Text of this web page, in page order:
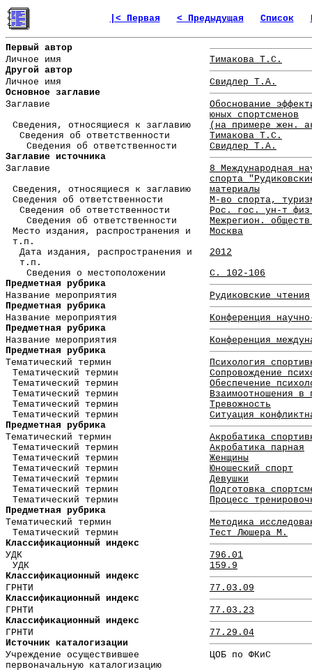
|< Первая < Предыдущая Список
Первый автор
Личное имя
Тимакова Т.С.
Другой автор
Личное имя
Свидлер Т.А.
Основное заглавие
Заглавие
Обоснование
юных спортсменов
Сведения, относящиеся к заглавию
(на примере жен.
Сведения об ответственности
Тимакова Т.С.
Сведения об ответственности
Свидлер Т.А.
Заглавие источника
Заглавие
8 Международная
спорта
Сведения, относящиеся к заглавию
материалы
Сведения об ответственности
М-во спорта,
Сведения об ответственности
Рос. гос. ун-т
Сведения об ответственности
Межрегион.
Место издания, распространения и
т.п.
Москва
Дата издания, распространения и
т.п.
2012
Сведения о местоположении
С. 102-106
Предметная рубрика
Название мероприятия
Рудиковские чтения
Предметная рубрика
Название мероприятия
Конференция
Предметная рубрика
Название мероприятия
Конференция
Предметная рубрика
Тематический термин
Психология
Тематический термин
Сопровождение
Тематический термин
Обеспечение
Тематический термин
Взаимоотношения в
Тематический термин
Тревожность
Тематический термин
Ситуация
Предметная рубрика
Тематический термин
Акробатика
Тематический термин
Акробатика парная
Тематический термин
Женщины
Тематический термин
Юношеский спорт
Тематический термин
Девушки
Тематический термин
Подготовка
Тематический термин
Процесс
Предметная рубрика
Тематический термин
Методика
Тематический термин
Тест Люшера М.
Классификационный индекс
УДК
796.01
УДК
159.9
Классификационный индекс
ГРНТИ
77.03.09
Классификационный индекс
ГРНТИ
77.03.23
Классификационный индекс
ГРНТИ
77.29.04
Источник каталогизации
Учреждение осуществившее
первоначальную каталогизацию
ЦОБ по ФКиС